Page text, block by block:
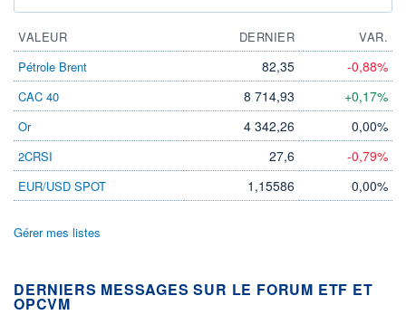
VALEUR DERNIER
VAR.
Pétrole Brent
82,35 -0,88%
CAC 40 8 714,93 +0,17%
Or 4 342,26 0,00%
2CRSI 27,6 -0,79%
EUR/USD SPOT 1,15586 0,00%
Gérer mes listes
DERNIERS MESSAGES SUR LE FORUM ETF ET
OPCVM